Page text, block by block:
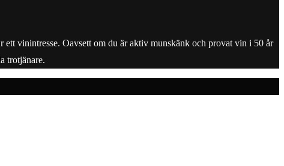
vinintresse. Oavsett om du är aktiv munskänk och provat vin i 50 år
trotjänare.